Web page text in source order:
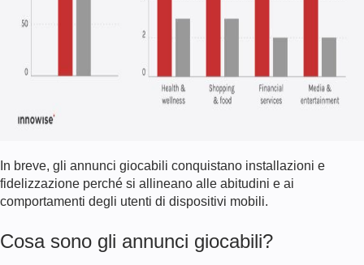
In breve, gli annunci giocabili conquistano installazioni e
fidelizzazione perché si allineano alle abitudini e ai
comportamenti degli utenti di dispositivi mobili.
Cosa sono gli annunci giocabili?